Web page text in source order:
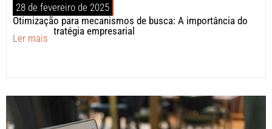
28 de fevereiro de 2025
Otimização para mecanismos de busca: A importância do
SEO na estratégia empresarial
Ler mais